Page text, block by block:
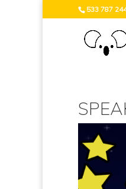
533 787